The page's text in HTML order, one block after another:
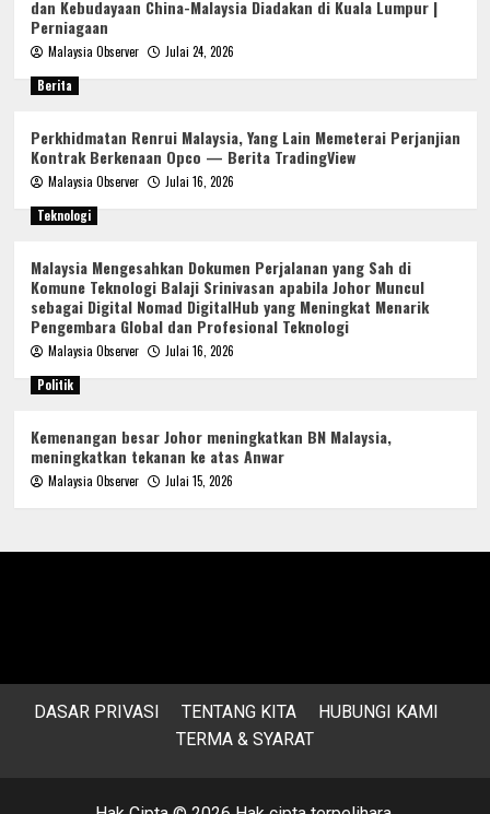
dan Kebudayaan China-Malaysia Diadakan di Kuala Lumpur |
Perniagaan
Malaysia Observer
Julai 24, 2026
Berita
Perkhidmatan Renrui Malaysia, Yang Lain Memeterai Perjanjian
Kontrak Berkenaan Opco — Berita TradingView
Malaysia Observer
Julai 16, 2026
Teknologi
Malaysia Mengesahkan Dokumen Perjalanan yang Sah di
Komune Teknologi Balaji Srinivasan apabila Johor Muncul
sebagai Digital Nomad DigitalHub yang Meningkat Menarik
Pengembara Global dan Profesional Teknologi
Malaysia Observer
Julai 16, 2026
Politik
Kemenangan besar Johor meningkatkan BN Malaysia,
meningkatkan tekanan ke atas Anwar
Malaysia Observer Julai 15, 2026
DASAR PRIVASI TENTANG KITA
HUBUNGI KAMI
TERMA & SYARAT